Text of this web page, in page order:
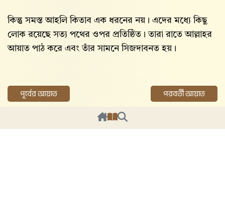
কিন্তু সমস্ত আহলি কিতাব এক ধরনের নয়। এদের মধ্যে কিছু
লোক রয়েছে সত্য পথের ওপর প্রতিষ্ঠিত। তারা রাতে আল্লাহর
আয়াত পাঠ করে এবং তাঁর সামনে সিজদাবনত হয়।
পূর্বের আয়াত পরবর্তী আয়াত